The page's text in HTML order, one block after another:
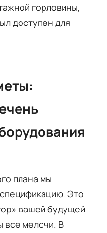
горловины,
доступен для
плана мы
Это
вашей будущей
все мелочи. В